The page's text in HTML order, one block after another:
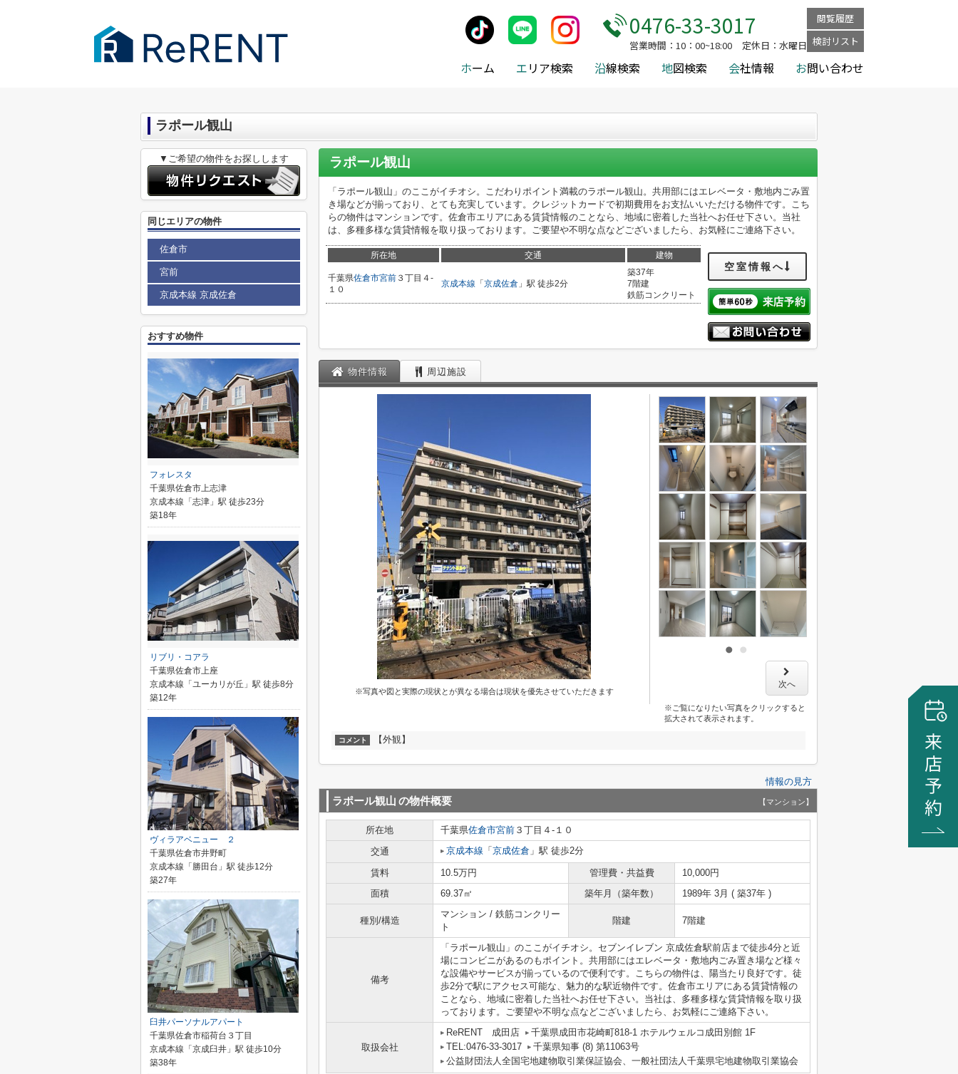
0476-33-3017
営業時間： 10：00~18:00 定休日： 水曜日
閲覧履歴
検討リスト
ホーム エリア検索 沿線検索 地図検索 会社情報 お問い合わせ
ラポール観山
ラポール観山
ラポール観山
「ラポール観山」のここがイチオシ。こだわりポイント満載のラポール観山。共用部にはエレベータ・敷地内ごみ置
き場などが揃っており、とても充実しています。クレジットカードで初期費用をお支払いいただける物件です。こち
らの物件はマンションです。佐倉市エリアにある賃貸情報のことなら、地域に密着した当社へお任せ下さい。当社
は、多種多様な賃貸情報を取り扱っております。ご要望や不明な点などございましたら、お気軽にご連絡下さい。
所在地 交通 建物
千葉県佐倉市宮前 ３丁目４-
１０
京成本線 「 京成佐倉 」駅 徒歩2分
築37年
7階建
鉄筋コンクリート
空室情報へ
物件情報 周辺施設
※写真や図と実際の現状とが異なる場合は現状を優先させていただきます
次へ
※ご覧になりたい写真をクリックすると
拡大されて表示されます。
コメント 【外観】
情報の見方
ラポール観山 の物件概要 【マンション】
所在地 千葉県佐倉市宮前 ３丁目４-１０
交通
京成本線 「 京成佐倉 」駅 徒歩2分
賃料 10.5万円 管理費・共益費
10,000円
面積
69.37㎡ 築年月（築年数） 1989年 3月 ( 築37年 )
種別/構造
マンション / 鉄筋コンクリー
ト
階建 7階建
備考
「ラポール観山」のここがイチオシ。セブンイレブン 京成佐倉駅前店まで徒歩4分と近
場にコンビニがあるのもポイント。共用部にはエレベータ・敷地内ごみ置き場など様々
な設備やサービスが揃っているので便利です。こちらの物件は、陽当たり良好です。徒
歩2分で駅にアクセス可能な、魅力的な駅近物件です。佐倉市エリアにある賃貸情報の
ことなら、地域に密着した当社へお任せ下さい。当社は、多種多様な賃貸情報を取り扱
っております。ご要望や不明な点などございましたら、お気軽にご連絡下さい。
取扱会社
ReRENT 成田店
千葉県成田市花崎町818-1 ホテルウェルコ成田別館 1F
TEL:0476-33-3017
千葉県知事 (8) 第11063号
公益財団法人全国宅地建物取引業保証協会、一般社団法人千葉県宅地建物取引業協会
▼ご希望の物件をお探しします
同じエリアの物件
佐倉市
宮前
京成本線 京成佐倉
おすすめ物件
フォレスタ
千葉県佐倉市上志津
京成本線「志津」駅 徒歩23分
築18年
リブリ・コアラ
千葉県佐倉市上座
京成本線「ユーカリが丘」駅 徒歩8分
築12年
ヴィラアベニュー ２
千葉県佐倉市井野町
京成本線「勝田台」駅 徒歩12分
築27年
臼井パーソナルアパート
千葉県佐倉市稲荷台３丁目
京成本線「京成臼井」駅 徒歩10分
築38年